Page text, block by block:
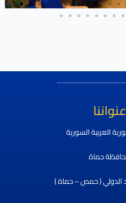
عنواننا
العربية السورية
حماة
الدولي ( حمص – حماة )